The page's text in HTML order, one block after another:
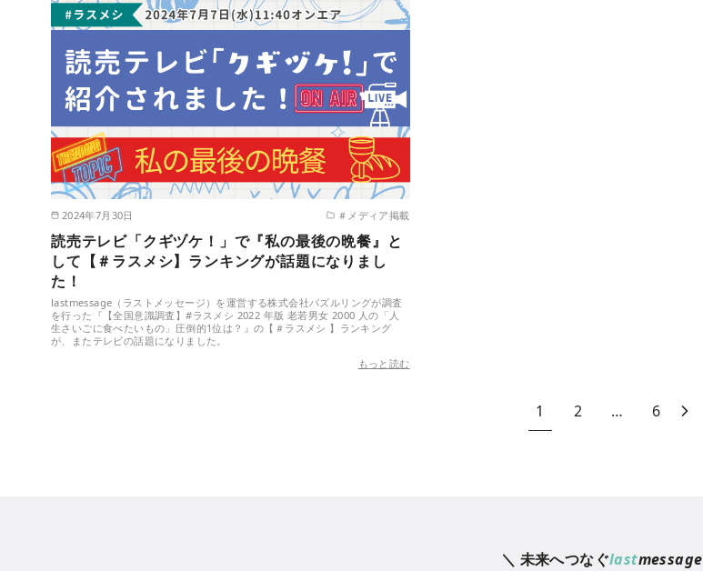
2024年7月30日 ＃メディア掲載
読売テレビ「クギヅケ！」で『私の最後の晩餐』と
して【＃ラスメシ】ランキングが話題になりまし
た！
lastmessage（ラストメッセージ）を運営する株式会社パズルリングが調査
を行った『【全国意識調査】#ラスメシ 2022 年版 老若男女 2000 人の「人
生さいごに食べたいもの」圧倒的1位は？』の【＃ラスメシ 】ランキング
が、またテレビの話題になりました。
もっと読む
1 2 … 6
＼ 未来へつなぐlastmessage